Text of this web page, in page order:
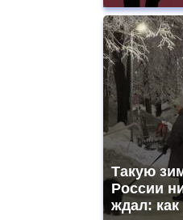
Такую
России
ждал: как